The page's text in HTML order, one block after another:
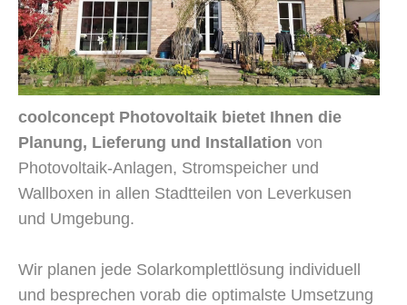
coolconcept Photovoltaik bietet Ihnen die
Planung, Lieferung und Installation von
Photovoltaik-Anlagen, Stromspeicher und
Wallboxen in allen Stadtteilen von Leverkusen
und Umgebung.
Wir planen jede Solarkomplettlösung individuell
und besprechen vorab die optimalste Umsetzung